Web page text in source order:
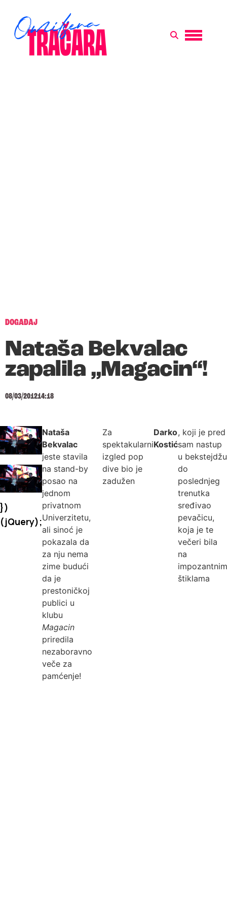
DOGAĐAJ
Nataša Bekvalac
zapalila „Magacin“!
08/03/201214:18
})
(jQuery);
Nataša
Bekvalac
jeste stavila
na stand-by
posao na
jednom
privatnom
Univerzitetu,
ali sinoć je
pokazala da
za nju nema
zime budući
da je
prestoničkoj
publici u
klubu
Magacin
priredila
nezaboravno
veče za
pamćenje!
Za
spektakularni
izgled pop
dive bio je
zadužen
Darko
Kostić
, koji je pred
sam nastup
u bekstejdžu
do
poslednjeg
trenutka
sređivao
pevačicu,
koja je te
večeri bila
na
impozantnim
štiklama